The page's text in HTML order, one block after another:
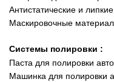
Антистатические и
Маскировочные
Системы полировки :
Паста для полировки авто
Машинка для полировки